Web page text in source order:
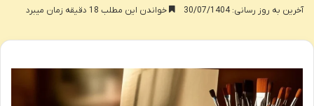
آخرین به روز رسانی: 30/07/1404 خواندن این مطلب 18 دقیقه زمان میبرد